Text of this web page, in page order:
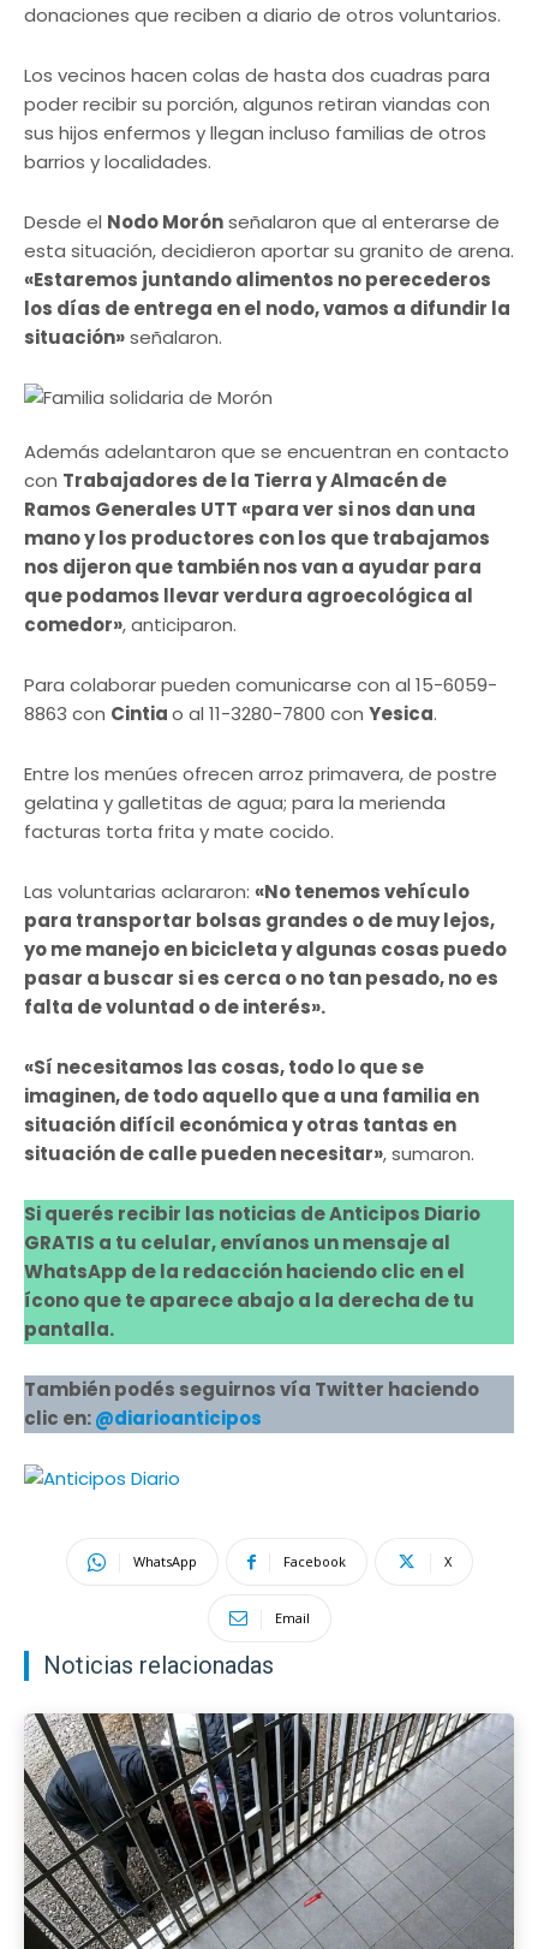
donaciones que reciben a diario de otros voluntarios.
Los vecinos hacen colas de hasta dos cuadras para
poder recibir su porción, algunos retiran viandas con
sus hijos enfermos y llegan incluso familias de otros
barrios y localidades.
Desde el Nodo Morónseñalaron que al enterarse de
esta situación, decidieron aportar su granito de arena.
«Estaremos juntando alimentos no perecederos
los días de entrega en el nodo, vamos a difundir la
situación»señalaron.
Además adelantaron que se encuentran en contacto
con Trabajadores de la Tierra y Almacén de
Ramos Generales UTT «para ver si nos dan una
mano y los productores con los que trabajamos
nos dijeron que también nos van a ayudar para
que podamos llevar verdura agroecológica al
comedor», anticiparon.
Para colaborar pueden comunicarse con al 15-6059-
8863 con Cintiao al 11-3280-7800 con Yesica.
Entre los menúes ofrecen arroz primavera, de postre
gelatina y galletitas de agua; para la merienda
facturas torta frita y mate cocido.
Las voluntarias aclararon: «No tenemos vehículo
para transportar bolsas grandes o de muy lejos,
yo me manejo en bicicleta y algunas cosas puedo
pasar a buscar si es cerca o no tan pesado, no es
falta de voluntad o de interés».
«Sí necesitamos las cosas, todo lo que se
imaginen, de todo aquello que a una familia en
situación difícil económica y otras tantas en
situación de calle pueden necesitar», sumaron.
Si querés recibir las noticias de Anticipos Diario
GRATIS a tu celular, envíanos un mensaje al
WhatsApp de la redacción haciendo clic en el
ícono que te aparece abajo a la derecha de tu
pantalla.
También podés seguirnos vía Twitter haciendo
clic en:@diarioanticipos
WhatsApp Facebook X
Email
Noticias relacionadas